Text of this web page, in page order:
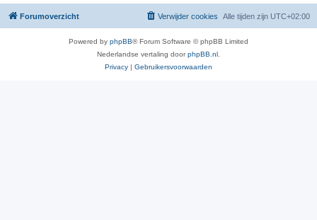
Forumoverzicht Alle tijden zijn UTC+02:00
Verwijder cookies
Powered by phpBB® Forum Software © phpBB Limited
Nederlandse vertaling doorphpBB.nl
Privacy | Gebruikersvoorwaarden